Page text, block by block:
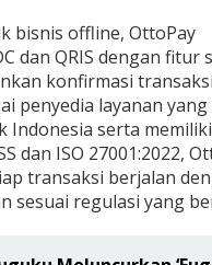
bisnis offline, OttoPay
dan QRIS dengan fitur
konfirmasi
penyedia layanan
Indonesia serta memiliki
dan ISO 27001:2022,
transaksi berjalan
sesuai regulasi yang